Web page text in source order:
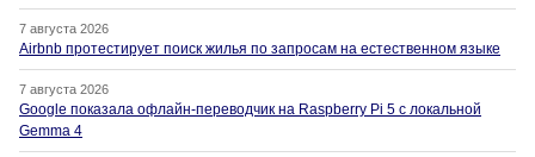
7 августа 2026
Airbnb протестирует поиск жилья по запросам на естественном языке
7 августа 2026
Google показала офлайн-переводчик на Raspberry Pi 5 с локальной
Gemma 4